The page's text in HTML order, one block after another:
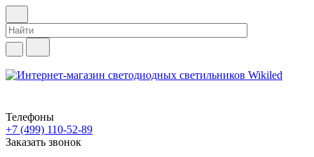
Телефоны
+7 (499) 110-52-89
Заказать звонок